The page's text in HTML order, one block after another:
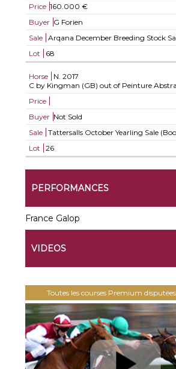
Price 160.000 €
Buyer G Forien
Sale
Arqana December Breeding Stock
Lot
68
Horse N. 2017
C by Kingman (GB) out of Peinture
Price
Buyer Not Sold
Sale
Tattersalls October Yearling Sale
Lot
26
PERFORMANCES
France Galop
VIDEOS
Toutes les courses Premium